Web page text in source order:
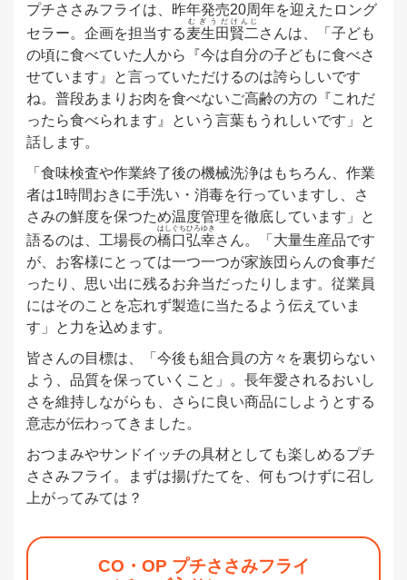
プチささみフライは、昨年発売20周年を迎えたロング
セラー。企画を担当する麦生田
むぎうだ
賢二
けんじ
さんは、「子ども
の頃に食べていた人から『今は自分の子どもに食べさ
せています』と言っていただけるのは誇らしいです
ね。普段あまりお肉を食べないご高齢の方の『これだ
ったら食べられます』という言葉もうれしいです」と
話します。
「食味検査や作業終了後の機械洗浄はもちろん、作業
者は1時間おきに手洗い・消毒を行っていますし、さ
さみの鮮度を保つため温度管理を徹底しています」と
語るのは、工場長の橋口
はしぐち
弘幸
ひろゆき
さん。「大量生産品です
が、お客様にとっては一つ一つが家族団らんの食事だ
ったり、思い出に残るお弁当だったりします。従業員
にはそのことを忘れず製造に当たるよう伝えていま
す」と力を込めます。
皆さんの目標は、「今後も組合員の方々を裏切らない
よう、品質を保っていくこと」。長年愛されるおいし
さを維持しながらも、さらに良い商品にしようとする
意志が伝わってきました。
おつまみやサンドイッチの具材としても楽しめるプチ
ささみフライ。まずは揚げたてを、何もつけずに召し
上がってみては？
CO・OP プチささみフライ